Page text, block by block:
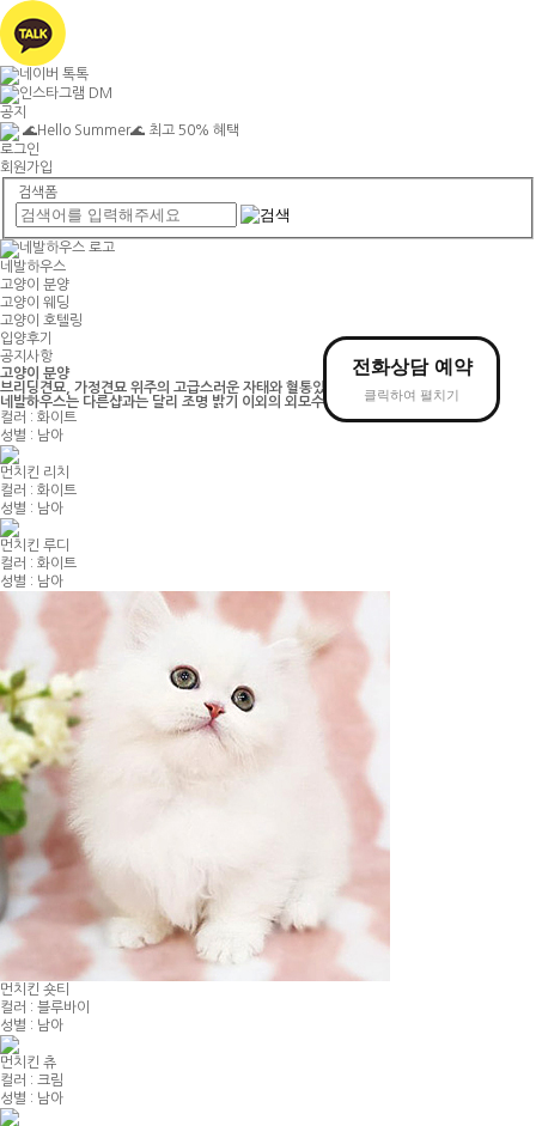
전화상담 예약
클릭하여 펼치기
공지
🌊Hello Summer🌊 최고 50% 혜택
로그인
회원가입
검색폼
네발하우스
고양이 분양
고양이 웨딩
고양이 호텔링
입양후기
공지사항
고양이 분양
브리딩견묘, 가정견묘 위주의 고급스러운 자태와 혈통있는 아가들입니다
네발하우스는 다른샵과는 달리 조명 밝기 이외의 외모수정을 절대 하지 않습니다
컬러 : 화이트
성별 : 남아
먼치킨 리치
컬러 : 화이트
성별 : 남아
먼치킨 루디
컬러 : 화이트
성별 : 남아
먼치킨 숏티
컬러 : 블루바이
성별 : 남아
먼치킨 츄
컬러 : 크림
성별 : 남아